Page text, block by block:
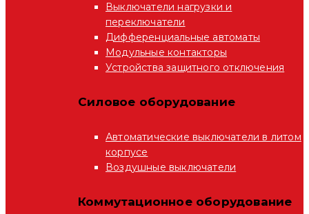
Выключатели нагрузки и
переключатели
Дифференциальные автоматы
Модульные контакторы
Устройства защитного отключения
Силовое оборудование
Автоматические выключатели в литом
корпусе
Воздушные выключатели
Коммутационное оборудование